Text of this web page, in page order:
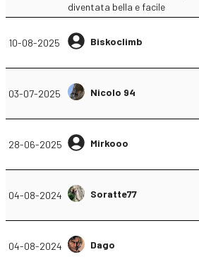
diventata bella e facile
10-08-2025 Biskoclimb
03-07-2025 Nicolo 94
28-06-2025 Mirkooo
04-08-2024 Soratte77
04-08-2024 Dago